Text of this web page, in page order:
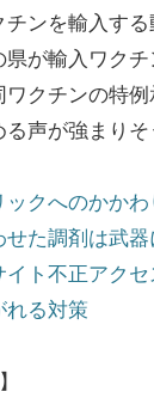
チンを輸入する
が輸入ワク
クチンの特
声が強まりそ
ックへのかか
た調剤は武器
ト不正アク
れる対策